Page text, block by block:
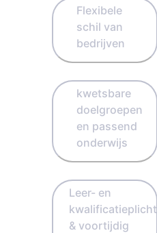
Flexibele
schil van
bedrijven
kwetsbare
doelgroepen
en passend
onderwijs
Leer- en
kwalificatieplicht
& voortijdig